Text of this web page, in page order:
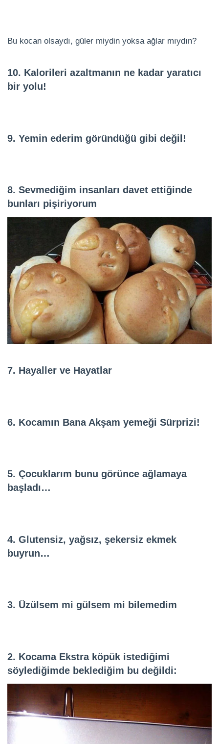
Bu kocan olsaydı, güler miydin yoksa ağlar mıydın?
10. Kalorileri azaltmanın ne kadar yaratıcı
bir yolu!
9. Yemin ederim göründüğü gibi değil!
8. Sevmediğim insanları davet ettiğinde
bunları pişiriyorum
7. Hayaller ve Hayatlar
6. Kocamın Bana Akşam yemeği Sürprizi!
5. Çocuklarım bunu görünce ağlamaya
başladı…
4. Glutensiz, yağsız, şekersiz ekmek
buyrun…
3. Üzülsem mi gülsem mi bilemedim
2. Kocama Ekstra köpük istediğimi
söylediğimde beklediğim bu değildi: